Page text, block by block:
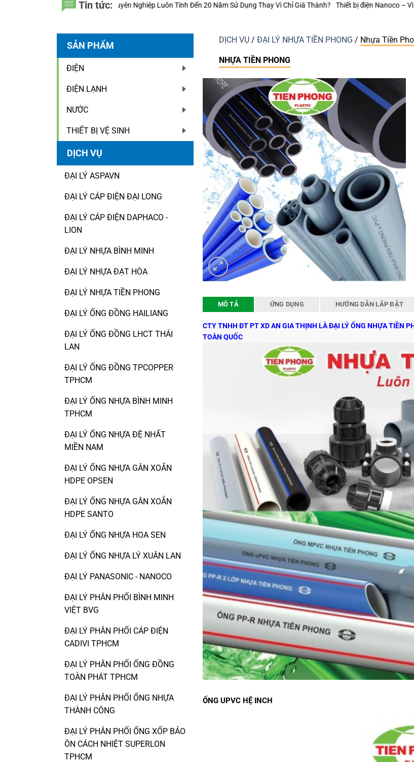
Tin tức:
Nghiệp Luôn Tính Đến 20 Năm Sử Dụng Thay Vì Chỉ Giá Thành? Thiết bị điện Nanoco – Vì sao những công trình bền vững luôn
SẢN PHẨM
ĐIỆN
ĐIỆN LẠNH
NƯỚC
THIẾT BỊ VỆ SINH
DỊCH VỤ
ĐẠI LÝ ASPAVN
ĐẠI LÝ CÁP ĐIỆN ĐẠI LONG
ĐẠI LÝ CÁP ĐIỆN DAPHACO -
LION
ĐẠI LÝ NHỰA BÌNH MINH
ĐẠI LÝ NHỰA ĐẠT HÒA
ĐẠI LÝ NHỰA TIỀN PHONG
ĐẠI LÝ ỐNG ĐỒNG HAILIANG
ĐẠI LÝ ỐNG ĐỒNG LHCT THÁI
LAN
ĐẠI LÝ ỐNG ĐỒNG TPCOPPER
TPHCM
ĐẠI LÝ ỐNG NHỰA BÌNH MINH
TPHCM
ĐẠI LÝ ỐNG NHỰA ĐỆ NHẤT
MIỀN NAM
ĐẠI LÝ ỐNG NHỰA GÂN XOẮN
HDPE OPSEN
ĐẠI LÝ ỐNG NHỰA GÂN XOẮN
HDPE SANTO
ĐẠI LÝ ỐNG NHỰA HOA SEN
ĐẠI LÝ ỐNG NHỰA LÝ XUÂN LAN
ĐẠI LÝ PANASONIC - NANOCO
ĐẠI LÝ PHÂN PHỐI BÌNH MINH
VIỆT BVG
ĐẠI LÝ PHÂN PHỐI CÁP ĐIỆN
CADIVI TPHCM
ĐẠI LÝ PHÂN PHỐI ỐNG ĐỒNG
TOÀN PHÁT TPHCM
ĐẠI LÝ PHÂN PHỐI ỐNG NHỰA
THÀNH CÔNG
ĐẠI LÝ PHÂN PHỐI ỐNG XỐP BẢO
ÔN CÁCH NHIỆT SUPERLON
TPHCM
DỊCH VỤ / ĐẠI LÝ NHỰA TIỀN PHONG / Nhựa Tiền
NHỰA TIỀN PHONG
MÔ TẢ ỨNG DỤNG HƯỚNG DẪN LẮP ĐẶT
CTY TNHH ĐT PT XD AN GIA THỊNH LÀ ĐẠI LÝ ỐNG NHỰA TIỀN
TOÀN QUỐC
ỐNG UPVC HỆ INCH